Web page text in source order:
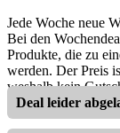
Jede Woche neue
Bei den
Produkte, die zu
werden. Der Preis
weshalb kein
Deal leider